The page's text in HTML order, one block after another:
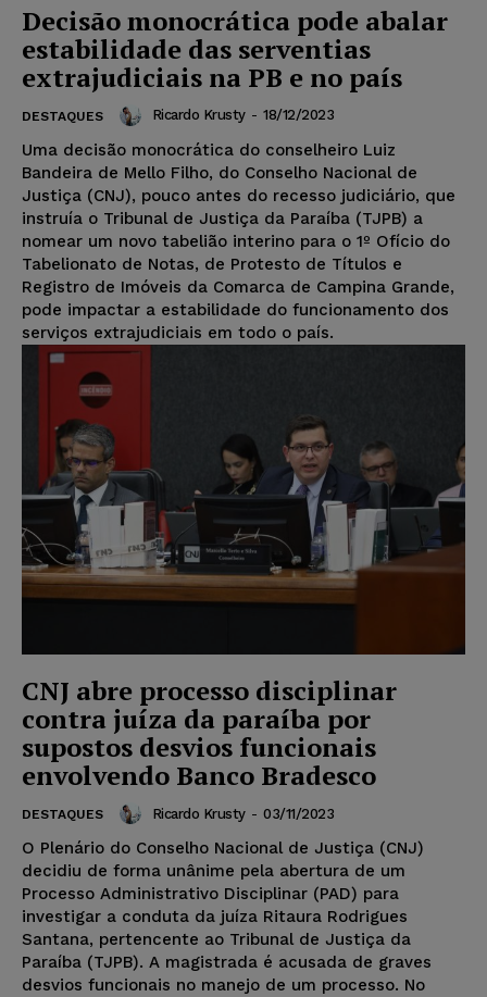
Decisão monocrática pode abalar
estabilidade das serventias
extrajudiciais na PB e no país
DESTAQUES Ricardo Krusty - 18/12/2023
Uma decisão monocrática do conselheiro Luiz
Bandeira de Mello Filho, do Conselho Nacional de
Justiça (CNJ), pouco antes do recesso judiciário, que
instruía o Tribunal de Justiça da Paraíba (TJPB) a
nomear um novo tabelião interino para o 1º Ofício do
Tabelionato de Notas, de Protesto de Títulos e
Registro de Imóveis da Comarca de Campina Grande,
pode impactar a estabilidade do funcionamento dos
serviços extrajudiciais em todo o país.
CNJ abre processo disciplinar
contra juíza da paraíba por
supostos desvios funcionais
envolvendo Banco Bradesco
DESTAQUES Ricardo Krusty - 03/11/2023
O Plenário do Conselho Nacional de Justiça (CNJ)
decidiu de forma unânime pela abertura de um
Processo Administrativo Disciplinar (PAD) para
investigar a conduta da juíza Ritaura Rodrigues
Santana, pertencente ao Tribunal de Justiça da
Paraíba (TJPB). A magistrada é acusada de graves
desvios funcionais no manejo de um processo. No